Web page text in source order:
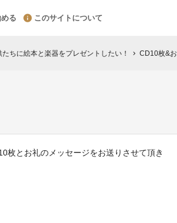
る このサイトについて
ちに絵本と楽器をプレゼントしたい！ chevron_right CD10枚&
枚とお礼のメッセージをお送りさせて頂き